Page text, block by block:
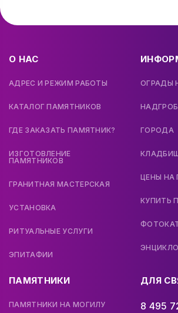
О НАС
АДРЕС И РЕЖИМ РАБОТЫ
КАТАЛОГ ПАМЯТНИКОВ
ГДЕ ЗАКАЗАТЬ ПАМЯТНИК?
ИЗГОТОВЛЕНИЕ
ПАМЯТНИКОВ
ГРАНИТНАЯ МАСТЕРСКАЯ
УСТАНОВКА
РИТУАЛЬНЫЕ УСЛУГИ
ЭПИТАФИИ
ОГРАДЫ
ГОРОДА
ЦЕНЫ НА
КУПИТЬ
ПАМЯТНИКИ
ПАМЯТНИКИ НА МОГИЛУ
ДЛЯ
8 495